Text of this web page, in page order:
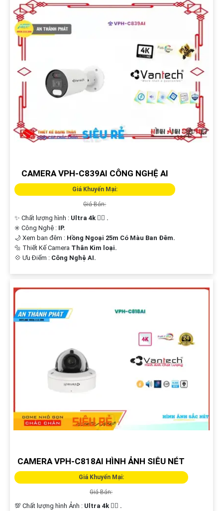
CAMERA VPH-C839AI CÔNG NGHỆ AI
Giá Khuyến Mại:
Giá Bán:
✨ Chất lượng hình : Ultra 4k 👍🏾 .
✳️ Công Nghệ : IP.
🌙 Xem ban đêm : Hồng Ngoại 25m Có Màu Ban Ðêm.
🔩 Thiết Kế Camera Thân Kim loại.
️💠 Ưu Điểm : Công Nghệ AI.
CAMERA VPH-C818AI HÌNH ẢNH SIÊU NÉT
Giá Khuyến Mại:
Giá Bán:
💯 Chất lượng hình Ảnh : Ultra 4k 👍🏾 .